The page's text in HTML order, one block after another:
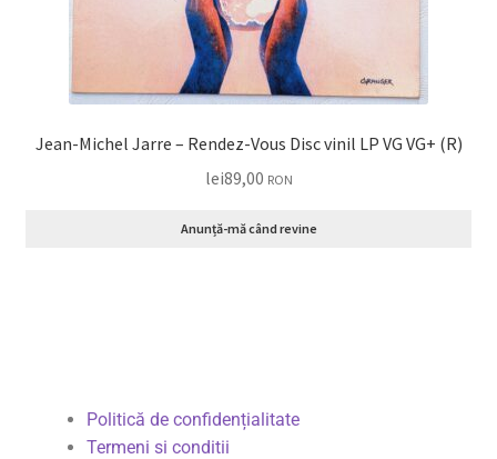
Jean-Michel Jarre – Rendez-Vous Disc vinil LP VG VG+ (R)
lei89,00 RON
Anunță-mă când revine
Politică de confidențialitate
Termeni si conditii